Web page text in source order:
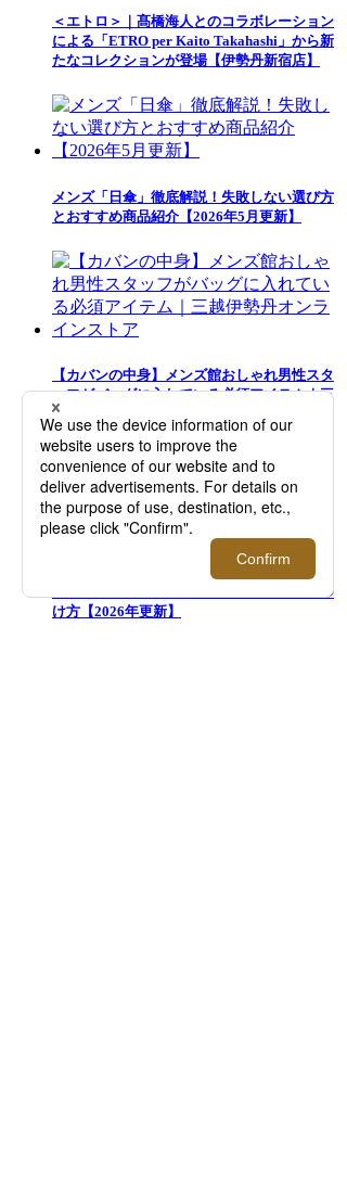
＜エトロ＞｜髙橋海人とのコラボレーション
による「ETRO per Kaito Takahashi」から新
たなコレクションが登場【伊勢丹新宿店】
メンズ「日傘」徹底解説！失敗しない選び方
とおすすめ商品紹介【2026年5月更新】
【カバンの中身】メンズ館おしゃれ男性スタ
ッフがバッグに入れている必須アイテム｜三
越伊勢丹オンラインストア
似合うサングラスの選び方は「顔型との相
性」が重要！バランスの良いフレームの見つ
け方【2026年更新】